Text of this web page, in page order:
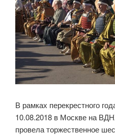
В рамках перекрестного
10.08.2018 в Москве на
провела торжественное